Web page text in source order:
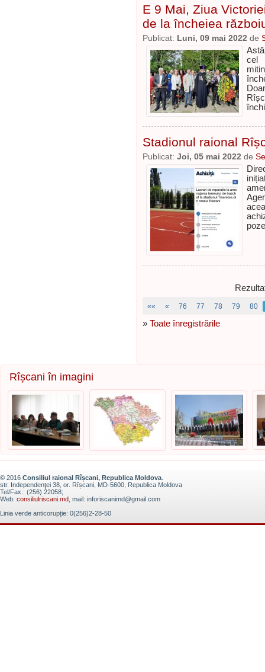
E 9 Mai, Ziua
de la încheiea
Publicat: Luni, 09 mai 2022 de
cel
Stadionul raional
Publicat: Joi, 05 mai 2022 de
«« « 76 77 78 79 80
» Toate înregistrările
Rîșcani în imagini
© 2016 Consiliul raional Rîșcani, Republica Moldova
str. Independenţei 38, or. Rîșcani, MD-5600, Republica Moldova
Tel/Fax.: (256) 22058;
Web: consiliulriscani.md , mail: inforiscanimd@gmail.com
Linia verde anticorupție: 0(256)2-28-50